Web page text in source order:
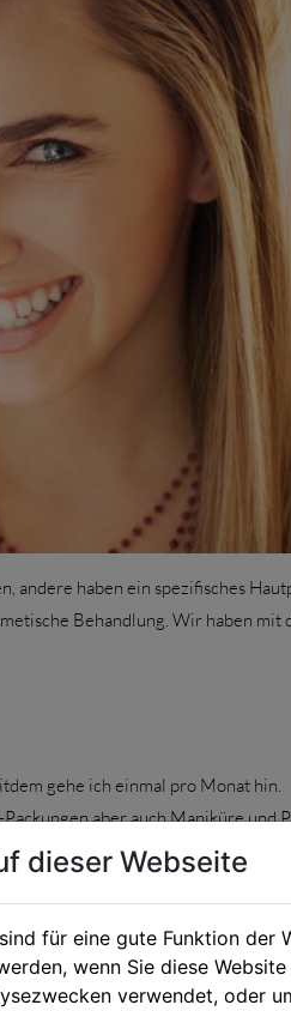
andere haben ein spezifisches
Behandlung. Wir haben mit
gehe ich einmal pro Monat hin.
aber auch Maniküre und
ein gepflegtes Aussehen wichtig.
Haarentfernung längst kein
zur Kosmetik gekommen. Als
habe ich durch die regelmäßigen
dieser Webseite
für eine gute Funktion der
wenn Sie diese
verwendet, oder